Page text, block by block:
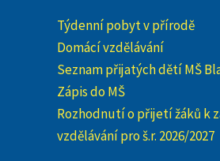
Týdenní pobyt v přírodě
Domácí vzdělávání
Seznam přijatých dětí MŠ
Zápis do MŠ
Rozhodnutí o přijetí žáků k
vzdělávání pro š.r. 2026/2027